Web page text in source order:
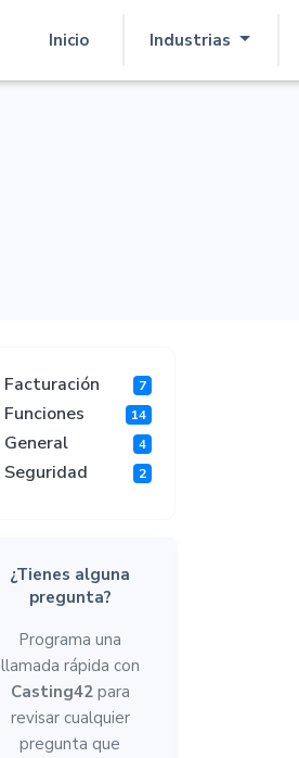
Inicio
(current)
Industrias
Facturación 7
Funciones 14
General 4
Seguridad 2
¿Tienes alguna
pregunta?
Programa una
llamada rápida con
Casting42para
revisar cualquier
pregunta que